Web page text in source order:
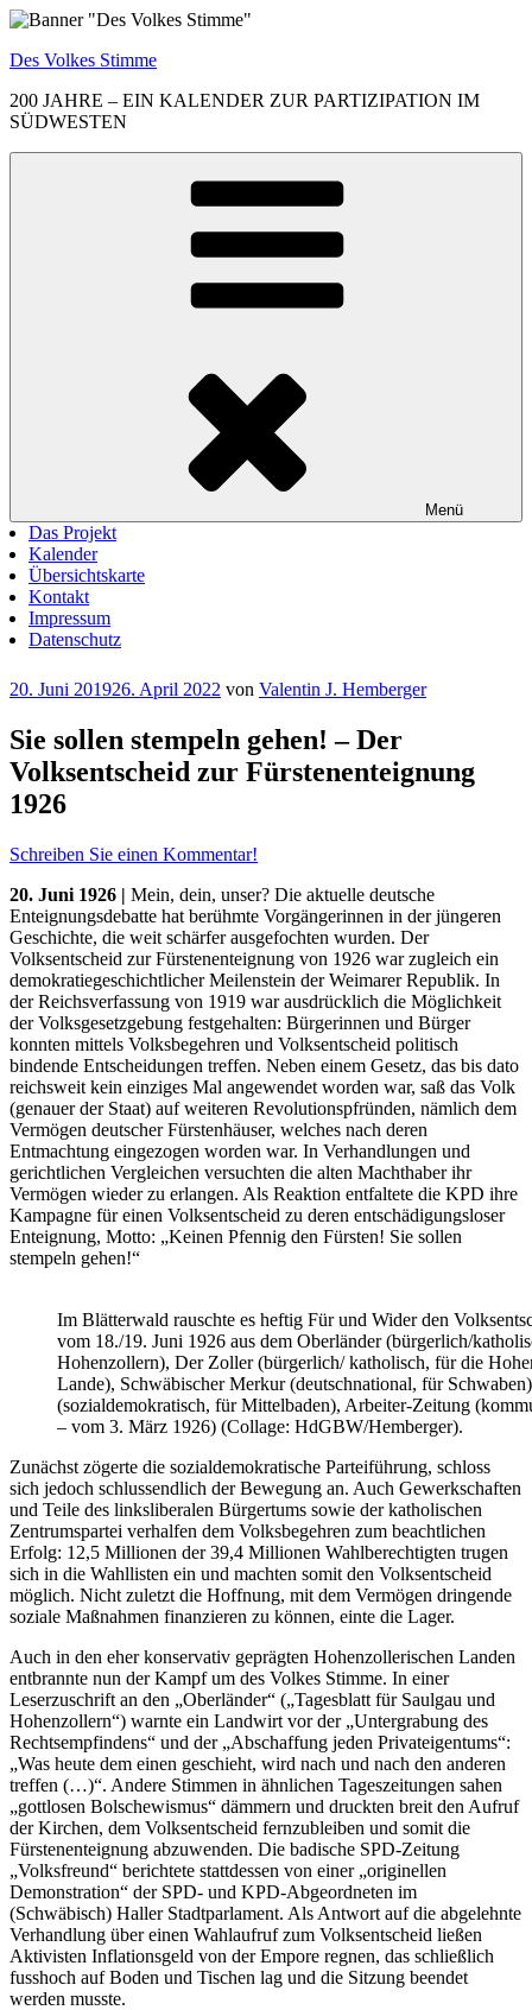
Zum
springen
Des Volkes Stimme
200 JAHRE – EIN KALENDER ZUR PARTIZIPATION IM
SÜDWESTEN
Menü
Das Projekt
Kalender
Übersichtskarte
Kontakt
Impressum
Datenschutz
Veröffentlicht
20. Juni 201926. April 2022 von Valentin J. Hemberger
Sie sollen stempeln gehen! – Der
Volksentscheid zur Fürstenenteignung
1926
Schreiben Sie einen Kommentar!
20. Juni 1926 | Mein, dein, unser? Die aktuelle deutsche
Enteignungsdebatte hat berühmte Vorgängerinnen in der jüngeren
Geschichte, die weit schärfer ausgefochten wurden. Der
Volksentscheid zur Fürstenenteignung von 1926 war zugleich ein
demokratiegeschichtlicher Meilenstein der Weimarer Republik. In
der Reichsverfassung von 1919 war ausdrücklich die Möglichkeit
der Volksgesetzgebung festgehalten: Bürgerinnen und Bürger
konnten mittels Volksbegehren und Volksentscheid politisch
bindende Entscheidungen treffen. Neben einem Gesetz, das bis dato
reichsweit kein einziges Mal angewendet worden war, saß das Volk
(genauer der Staat) auf weiteren Revolutionspfründen, nämlich dem
Vermögen deutscher Fürstenhäuser, welches nach deren
Entmachtung eingezogen worden war. In Verhandlungen und
gerichtlichen Vergleichen versuchten die alten Machthaber ihr
Vermögen wieder zu erlangen. Als Reaktion entfaltete die KPD ihre
Kampagne für einen Volksentscheid zu deren entschädigungsloser
Enteignung, Motto: „Keinen Pfennig den Fürsten! Sie sollen
stempeln gehen!“
Im Blätterwald rauschte es heftig Für und Wider den
vom 18./19. Juni 1926 aus dem Oberländer (bürgerlich/
Hohenzollern), Der Zoller (bürgerlich/ katholisch, für die
Lande), Schwäbischer Merkur (deutschnational, für
(sozialdemokratisch, für Mittelbaden), Arbeiter-Zeitung
– vom 3. März 1926) (Collage: HdGBW/Hemberger).
Zunächst zögerte die sozialdemokratische Parteiführung, schloss
sich jedoch schlussendlich der Bewegung an. Auch Gewerkschaften
und Teile des linksliberalen Bürgertums sowie der katholischen
Zentrumspartei verhalfen dem Volksbegehren zum beachtlichen
Erfolg: 12,5 Millionen der 39,4 Millionen Wahlberechtigten trugen
sich in die Wahllisten ein und machten somit den Volksentscheid
möglich. Nicht zuletzt die Hoffnung, mit dem Vermögen dringende
soziale Maßnahmen finanzieren zu können, einte die Lager.
Auch in den eher konservativ geprägten Hohenzollerischen Landen
entbrannte nun der Kampf um des Volkes Stimme. In einer
Leserzuschrift an den „Oberländer“ („Tagesblatt für Saulgau und
Hohenzollern“) warnte ein Landwirt vor der „Untergrabung des
Rechtsempfindens“ und der „Abschaffung jeden Privateigentums“:
„Was heute dem einen geschieht, wird nach und nach den anderen
treffen (…)“. Andere Stimmen in ähnlichen Tageszeitungen sahen
„gottlosen Bolschewismus“ dämmern und druckten breit den Aufruf
der Kirchen, dem Volksentscheid fernzubleiben und somit die
Fürstenenteignung abzuwenden. Die badische SPD-Zeitung
„Volksfreund“ berichtete stattdessen von einer „originellen
Demonstration“ der SPD- und KPD-Abgeordneten im
(Schwäbisch) Haller Stadtparlament. Als Antwort auf die abgelehnte
Verhandlung über einen Wahlaufruf zum Volksentscheid ließen
Aktivisten Inflationsgeld von der Empore regnen, das schließlich
fusshoch auf Boden und Tischen lag und die Sitzung beendet
werden musste.